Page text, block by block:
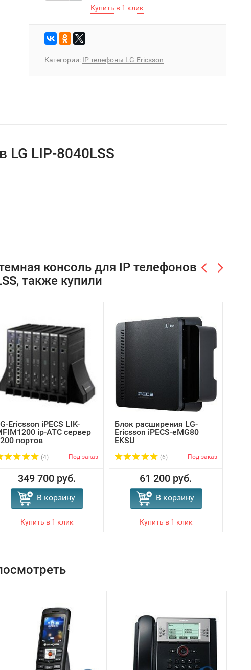
Категории: IP телефоны LG-Ericsson
LG LIP-8040LSS
консоль для IP телефонов
также купили
Ericsson iPECS LIK-
ip-АТС сервер
портов
(4) Под заказ
349 700 руб.
В корзину
Блок расширения LG-
Ericsson iPECS-eMG80
EKSU
(6) Под заказ
61 200 руб.
В корзину